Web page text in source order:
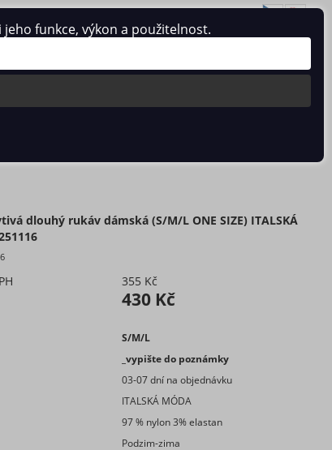
Přihlásit se/Registrace 0 ks / 0 Kč
dlouhý rukáv dámská (S/M/L ONE SIZE) ITALSKÁ
355 Kč
430 Kč
S/M/L
_vypište do poznámky
03-07 dní na objednávku
ITALSKÁ MÓDA
97 % nylon 3% elastan
Podzim-zima
funkce, výkon a použitelnost.